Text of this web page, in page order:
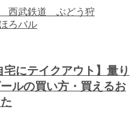
にテイクアウト】量り
ルの買い方・買えるお